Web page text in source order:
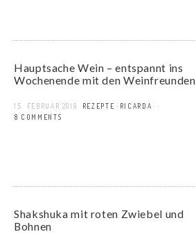
Hauptsache Wein – entspannt ins
Wochenende mit den Weinfreunden
15. FEBRUAR 2019 REZEPTE
RICARDA
18 COMMENTS
Shakshuka mit roten Zwiebel und
Bohnen